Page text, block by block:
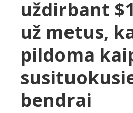
uždirbant
už metus,
pildoma
bendrai